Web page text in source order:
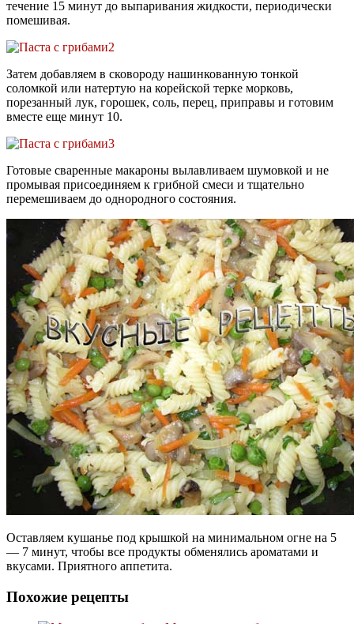
течение 15 минут до выпаривания жидкости, периодически
помешивая.
Затем добавляем в сковороду нашинкованную тонкой
соломкой или натертую на корейской терке морковь,
порезанный лук, горошек, соль, перец, приправы и готовим
вместе еще минут 10.
Готовые сваренные макароны вылавливаем шумовкой и не
промывая присоединяем к грибной смеси и тщательно
перемешиваем до однородного состояния.
Оставляем кушанье под крышкой на минимальном огне на 5
— 7 минут, чтобы все продукты обменялись ароматами и
вкусами. Приятного аппетита.
Похожие рецепты